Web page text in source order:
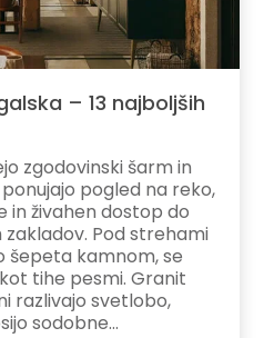
– 13 najboljših
zgodovinski šarm in
pogled na reko,
in živahen dostop do
Pod strehami
šepeta kamnom, se
tihe pesmi. Granit
razlivajo svetlobo,
sodobne...